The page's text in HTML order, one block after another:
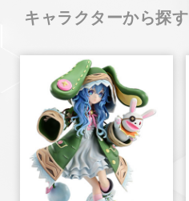
キャラクターから探す